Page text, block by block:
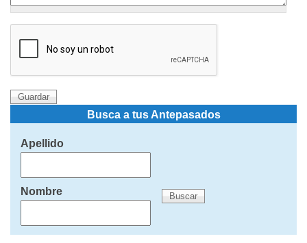
Busca a tus Antepasados
Apellido
Nombre